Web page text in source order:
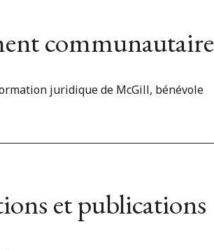
communautaire
juridique de McGill, bénévole
et publications